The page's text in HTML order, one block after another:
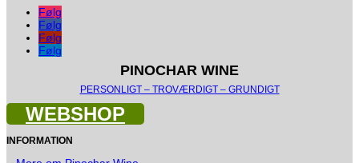
Følg
Følg
Følg
Følg
PINOCHAR WINE
PERSONLIGT – TROVÆRDIGT – GRUNDIGT
WEBSHOP
INFORMATION